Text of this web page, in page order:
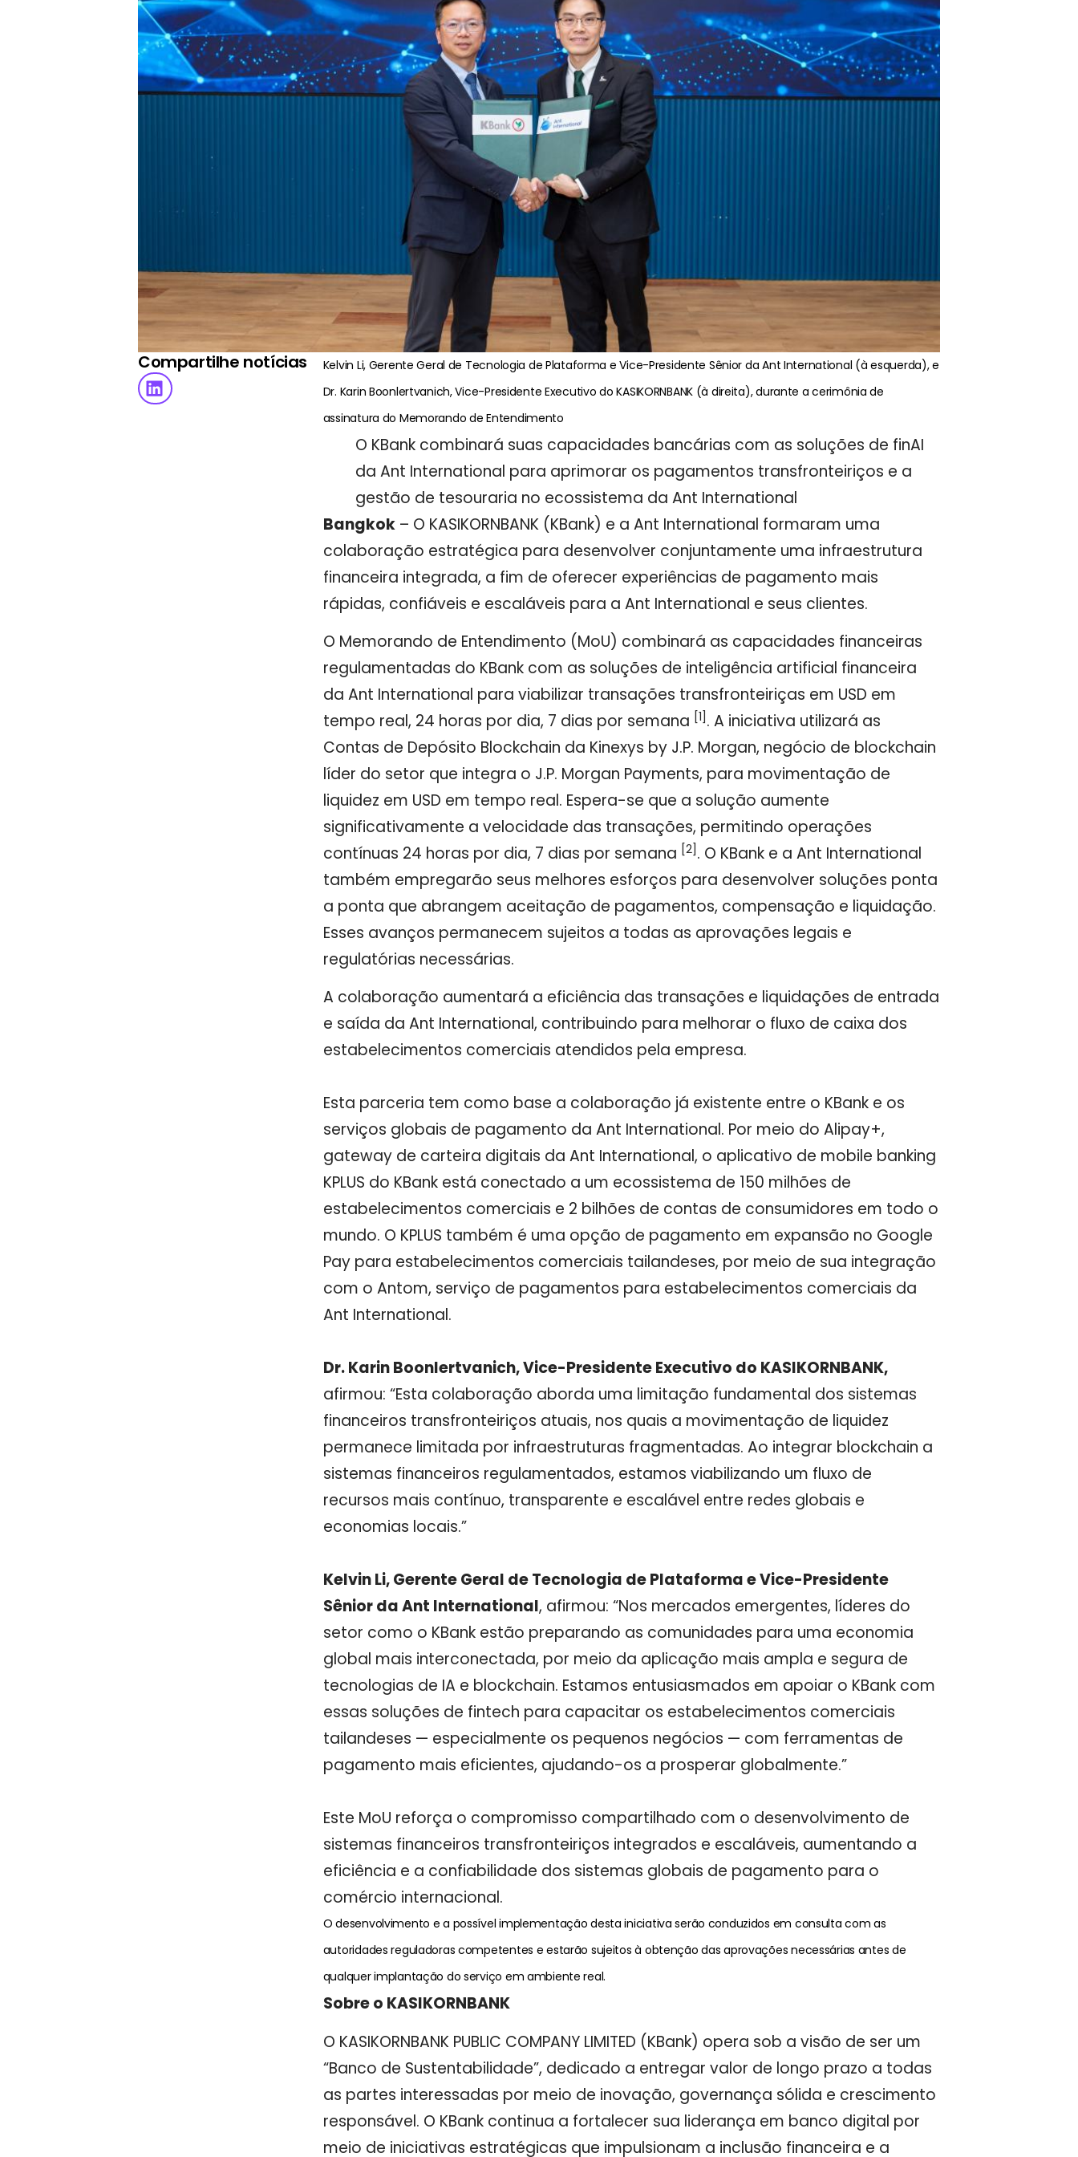
Compartilhe notícias
Kelvin Li, Gerente Geral de Tecnologia de Plataforma e Vice-Presidente Sênior da Ant International (à esquerda), e
Dr. Karin Boonlertvanich, Vice-Presidente Executivo do KASIKORNBANK (à direita), durante a cerimônia de
assinatura do Memorando de Entendimento
O KBank combinará suas capacidades bancárias com as soluções de finAI
da Ant International para aprimorar os pagamentos transfronteiriços e a
gestão de tesouraria no ecossistema da Ant International
Bangkok– O KASIKORNBANK (KBank) e a Ant International formaram uma
colaboração estratégica para desenvolver conjuntamente uma infraestrutura
financeira integrada, a fim de oferecer experiências de pagamento mais
rápidas, confiáveis e escaláveis para a Ant International e seus clientes.
O Memorando de Entendimento (MoU) combinará as capacidades financeiras
regulamentadas do KBank com as soluções de inteligência artificial financeira
da Ant International para viabilizar transações transfronteiriças em USD em
tempo real, 24 horas por dia, 7 dias por semana [1] . A iniciativa utilizará as
Contas de Depósito Blockchain da Kinexys by J.P. Morgan, negócio de blockchain
líder do setor que integra o J.P. Morgan Payments, para movimentação de
liquidez em USD em tempo real. Espera-se que a solução aumente
significativamente a velocidade das transações, permitindo operações
contínuas 24 horas por dia, 7 dias por semana [2] . O KBank e a Ant International
também empregarão seus melhores esforços para desenvolver soluções ponta
a ponta que abrangem aceitação de pagamentos, compensação e liquidação.
Esses avanços permanecem sujeitos a todas as aprovações legais e
regulatórias necessárias.
A colaboração aumentará a eficiência das transações e liquidações de entrada
e saída da Ant International, contribuindo para melhorar o fluxo de caixa dos
estabelecimentos comerciais atendidos pela empresa.
Esta parceria tem como base a colaboração já existente entre o KBank e os
serviços globais de pagamento da Ant International. Por meio do Alipay+,
gateway de carteira digitais da Ant International, o aplicativo de mobile banking
KPLUS do KBank está conectado a um ecossistema de 150 milhões de
estabelecimentos comerciais e 2 bilhões de contas de consumidores em todo o
mundo. O KPLUS também é uma opção de pagamento em expansão no Google
Pay para estabelecimentos comerciais tailandeses, por meio de sua integração
com o Antom, serviço de pagamentos para estabelecimentos comerciais da
Ant International.
Dr. Karin Boonlertvanich, Vice-Presidente Executivo do KASIKORNBANK,
afirmou: “Esta colaboração aborda uma limitação fundamental dos sistemas
financeiros transfronteiriços atuais, nos quais a movimentação de liquidez
permanece limitada por infraestruturas fragmentadas. Ao integrar blockchain a
sistemas financeiros regulamentados, estamos viabilizando um fluxo de
recursos mais contínuo, transparente e escalável entre redes globais e
economias locais.”
Kelvin Li, Gerente Geral de Tecnologia de Plataforma e Vice-Presidente
Sênior da Ant International, afirmou: “Nos mercados emergentes, líderes do
setor como o KBank estão preparando as comunidades para uma economia
global mais interconectada, por meio da aplicação mais ampla e segura de
tecnologias de IA e blockchain. Estamos entusiasmados em apoiar o KBank com
essas soluções de fintech para capacitar os estabelecimentos comerciais
tailandeses — especialmente os pequenos negócios — com ferramentas de
pagamento mais eficientes, ajudando-os a prosperar globalmente.”
Este MoU reforça o compromisso compartilhado com o desenvolvimento de
sistemas financeiros transfronteiriços integrados e escaláveis, aumentando a
eficiência e a confiabilidade dos sistemas globais de pagamento para o
comércio internacional.
O desenvolvimento e a possível implementação desta iniciativa serão conduzidos em consulta com as
autoridades reguladoras competentes e estarão sujeitos à obtenção das aprovações necessárias antes de
qualquer implantação do serviço em ambiente real.
Sobre o KASIKORNBANK
O KASIKORNBANK PUBLIC COMPANY LIMITED (KBank) opera sob a visão de ser um
“Banco de Sustentabilidade”, dedicado a entregar valor de longo prazo a todas
as partes interessadas por meio de inovação, governança sólida e crescimento
responsável. O KBank continua a fortalecer sua liderança em banco digital por
meio de iniciativas estratégicas que impulsionam a inclusão financeira e a